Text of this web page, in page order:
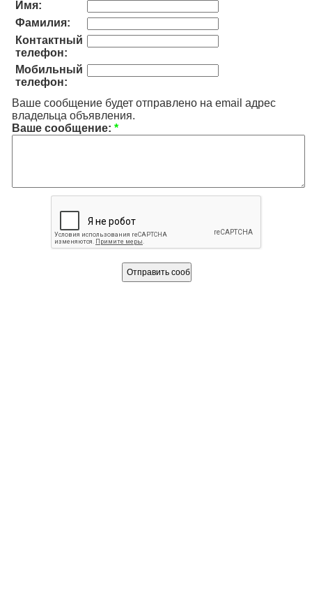
Имя:
Фамилия:
Контактный
телефон:
Мобильный
телефон:
Ваше сообщение будет отправлено на email адрес
владельца объявления.
Ваше сообщение: *